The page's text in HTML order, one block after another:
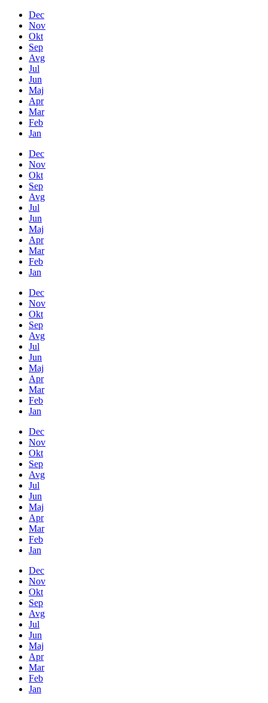
Dec
Nov
Okt
Sep
Avg
Jul
Jun
Maj
Apr
Mar
Feb
Jan
Dec
Nov
Okt
Sep
Avg
Jul
Jun
Maj
Apr
Mar
Feb
Jan
Dec
Nov
Okt
Sep
Avg
Jul
Jun
Maj
Apr
Mar
Feb
Jan
Dec
Nov
Okt
Sep
Avg
Jul
Jun
Maj
Apr
Mar
Feb
Jan
Dec
Nov
Okt
Sep
Avg
Jul
Jun
Maj
Apr
Mar
Feb
Jan